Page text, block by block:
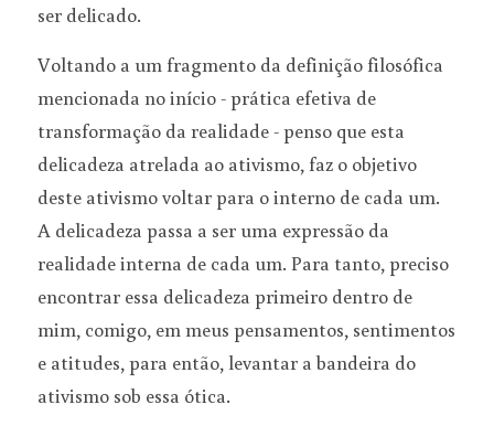
ser delicado.
Voltando a um fragmento da definição filosófica
mencionada no início - prática efetiva de
transformação da realidade - penso que esta
delicadeza atrelada ao ativismo, faz o objetivo
deste ativismo voltar para o interno de cada um.
A delicadeza passa a ser uma expressão da
realidade interna de cada um. Para tanto, preciso
encontrar essa delicadeza primeiro dentro de
mim, comigo, em meus pensamentos, sentimentos
e atitudes, para então, levantar a bandeira do
ativismo sob essa ótica.